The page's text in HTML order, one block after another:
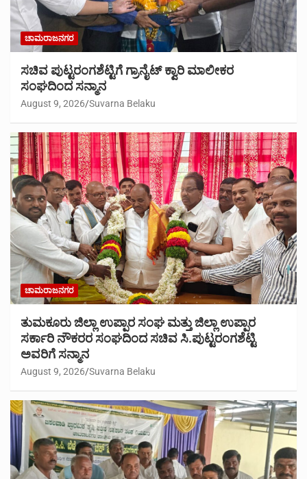
ಚಾಮರಾಜನಗರ
ಸಚಿವ ಪುಟ್ಟರಂಗಶೆಟ್ಟಿಗೆ ಗ್ರಾನೈಟ್ ಕ್ವಾರಿ ಮಾಲೀಕರ
ಸಂಘದಿಂದ ಸನ್ಮಾನ
August 9, 2026 Suvarna Belaku
ಚಾಮರಾಜನಗರ
ತುಮಕೂರು ಜಿಲ್ಲಾ ಉಪ್ಪಾರ ಸಂಘ ಮತ್ತು ಜಿಲ್ಲಾ ಉಪ್ಪಾರ
ಸರ್ಕಾರಿ ನೌಕರರ ಸಂಘದಿಂದ ಸಚಿವ ಸಿ.ಪುಟ್ಟರಂಗಶೆಟ್ಟಿ
ಅವರಿಗೆ ಸನ್ಮಾನ
August 9, 2026 Suvarna Belaku